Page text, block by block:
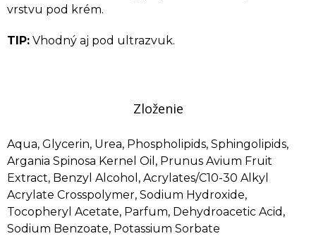
vrstvu pod krém.
TIP: Vhodný aj pod ultrazvuk.
Zloženie
Aqua, Glycerin, Urea, Phospholipids, Sphingolipids,
Argania Spinosa Kernel Oil, Prunus Avium Fruit
Extract, Benzyl Alcohol, Acrylates/C10-30 Alkyl
Acrylate Crosspolymer, Sodium Hydroxide,
Tocopheryl Acetate, Parfum, Dehydroacetic Acid,
Sodium Benzoate, Potassium Sorbate